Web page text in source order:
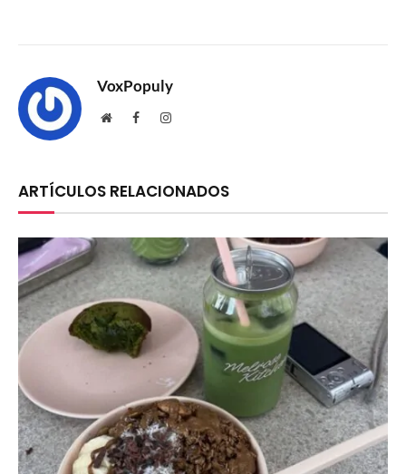
VoxPopuly
WebsiteFacebookInstagram
ARTÍCULOS RELACIONADOS